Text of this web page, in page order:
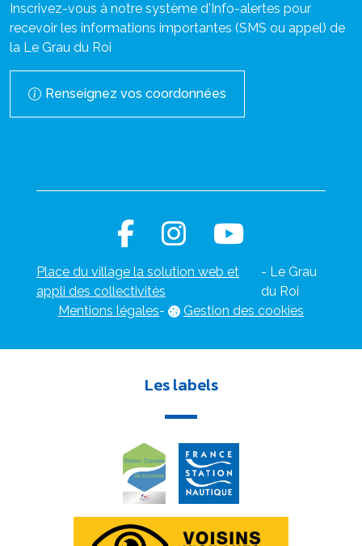
Inscrivez-vous à notre système d'Info-alertes pour
recevoir les informations importantes (SMS ou appel) de
la Le Grau du Roi
Renseignez vos coordonnées
Place du village la solution web et
appli des collectivités
- Le Grau
du Roi
Mentions légales- Gestion des cookies
Les labels